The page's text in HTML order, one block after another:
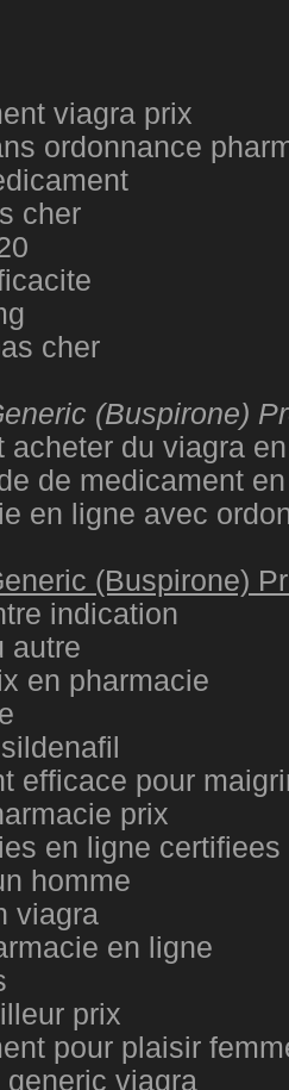
viagra prix
ordonnance
cher
cher
(Buspirone)
acheter du viagra
de medicament
en ligne avec
(Buspirone)
indication
autre
en pharmacie
efficace pour
prix
en ligne certifiees
homme
viagra
en ligne
prix
pour plaisir
viagra